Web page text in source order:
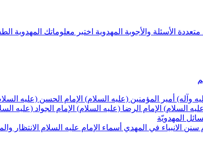
الأسئلة والأجوبة المهدوية اختبر معلوماتك المهدوية
وآله) أمير المؤمنين (عليه السلام) الإمام الحسن (عليه
السلام) الإمام الرضا (عليه السلام) الإمام الجواد (عليه
المهدويّة
سنن الانبياء في المهدي أسماء الإمام عليه السلام الانتظار